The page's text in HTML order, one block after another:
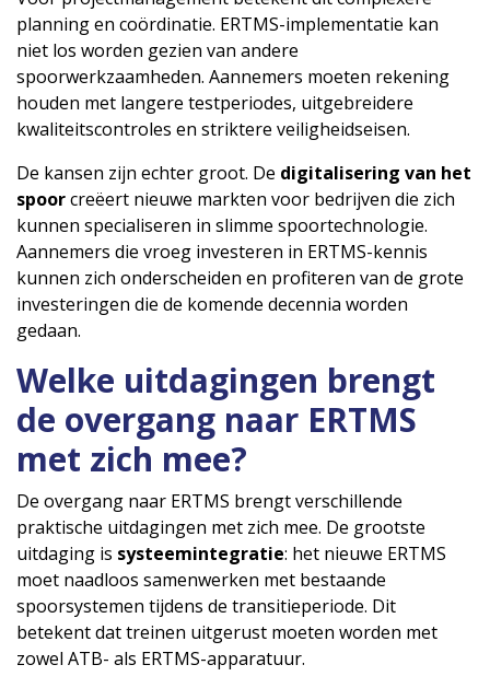
planning en coördinatie. ERTMS-implementatie kan
niet los worden gezien van andere
spoorwerkzaamheden. Aannemers moeten rekening
houden met langere testperiodes, uitgebreidere
kwaliteitscontroles en striktere veiligheidseisen.
De kansen zijn echter groot. De digitalisering van het
spoorcreëert nieuwe markten voor bedrijven die zich
kunnen specialiseren in slimme spoortechnologie.
Aannemers die vroeg investeren in ERTMS-kennis
kunnen zich onderscheiden en profiteren van de grote
investeringen die de komende decennia worden
gedaan.
Welke uitdagingen brengt
de overgang naar ERTMS
met zich mee?
De overgang naar ERTMS brengt verschillende
praktische uitdagingen met zich mee. De grootste
uitdaging is systeemintegratie: het nieuwe ERTMS
moet naadloos samenwerken met bestaande
spoorsystemen tijdens de transitieperiode. Dit
betekent dat treinen uitgerust moeten worden met
zowel ATB- als ERTMS-apparatuur.